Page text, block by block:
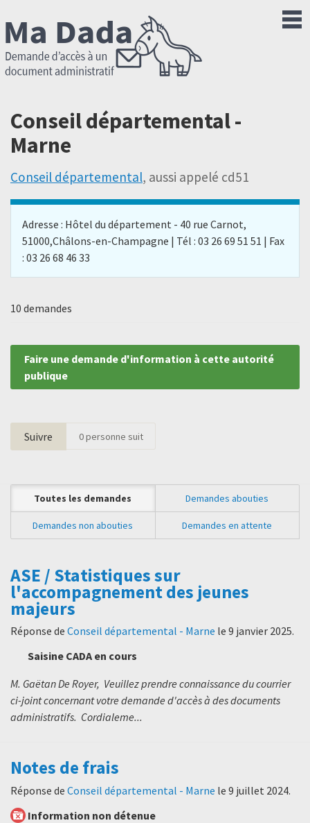
Conseil départemental -
Marne
Conseil départemental, aussi appelé cd51
Adresse : Hôtel du département - 40 rue Carnot,
51000,Châlons-en-Champagne | Tél : 03 26 69 51 51 | Fax
: 03 26 68 46 33
10 demandes
Faire une demande d'information à cette autorité
publique
Suivre 0personne suit
Toutes les demandes Demandes abouties
Demandes non abouties Demandes en attente
ASE / Statistiques sur
l'accompagnement des jeunes
majeurs
Réponse de Conseil départemental - Marne le 9 janvier 2025.
Saisine CADA en cours
M. Gaëtan De Royer, Veuillez prendre connaissance du courrier
ci-joint concernant votre demande d'accès à des documents
administratifs. Cordialeme...
Notes de frais
Réponse de Conseil départemental - Marne le 9 juillet 2024.
Information non détenue